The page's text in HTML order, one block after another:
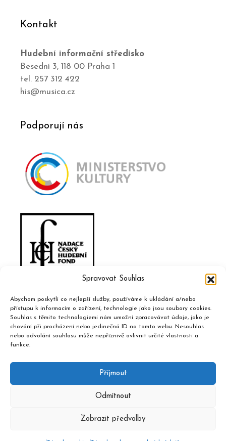
Spravovat Souhlas
Abychom poskytli co nejlepší služby, používáme k ukládání a/nebo
přístupu k informacím o zařízení, technologie jako jsou soubory cookies.
Souhlas s těmito technologiemi nám umožní zpracovávat údaje, jako je
chování při procházení nebo jedinečná ID na tomto webu. Nesouhlas
nebo odvolání souhlasu může nepříznivě ovlivnit určité vlastnosti a
funkce.
Příjmout
Odmítnout
Zobrazit předvolby
Kontakt
Hudební informační středisko
Besední 3, 118 00 Praha 1
tel. 257 312 422
his@musica.cz
Podporují nás